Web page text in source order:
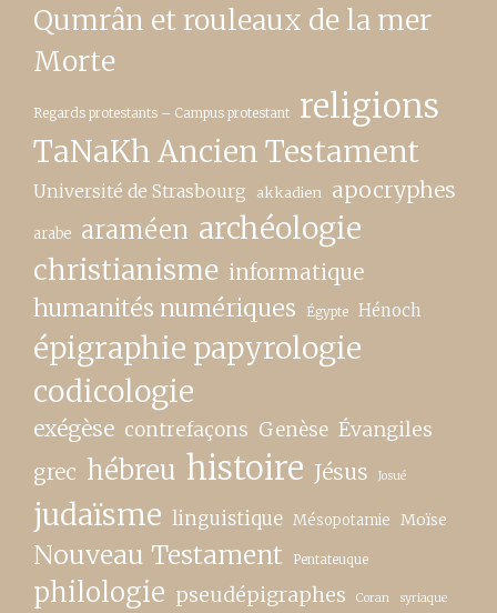
Qumrân et rouleaux de la mer
Morte
Regards protestants – Campus protestant religions
TaNaKh Ancien Testament
Université de Strasbourg akkadien apocryphes
arabe araméen archéologie
christianisme informatique
humanités numériques Égypte Hénoch
épigraphie papyrologie
codicologie
exégèse contrefaçons Genèse Évangiles
grec hébreu histoire Jésus Josué
judaïsme linguistique Mésopotamie Moïse
Nouveau Testament Pentateuque
philologie pseudépigraphes Coran syriaque